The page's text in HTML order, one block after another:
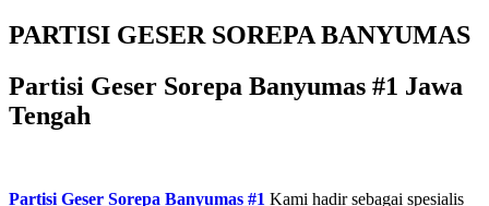
PARTISI GESER SOREPA BANYUMAS
Partisi Geser Sorepa Banyumas #1 Jawa
Tengah
Partisi Geser Sorepa Banyumas #1 Kami hadir sebagai spesialis